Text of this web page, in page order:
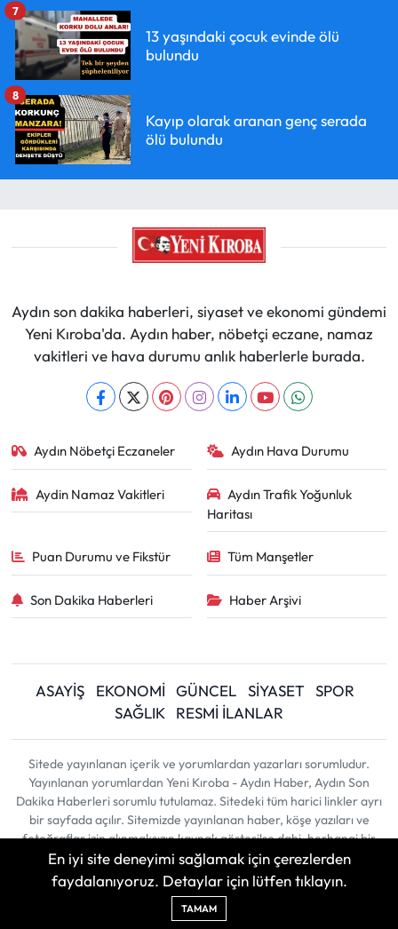
13 yaşındaki çocuk evinde ölü
bulundu
7
Kayıp olarak aranan genç serada
ölü bulundu
8
Aydın son dakika haberleri, siyaset ve ekonomi gündemi
Yeni Kıroba'da. Aydın haber, nöbetçi eczane, namaz
vakitleri ve hava durumu anlık haberlerle burada.
Aydın Nöbetçi Eczaneler Aydın Hava Durumu
Aydin Namaz Vakitleri
Aydın Trafik Yoğunluk
Haritası
Puan Durumu ve Fikstür Tüm Manşetler
Son Dakika Haberleri Haber Arşivi
ASAYİŞ EKONOMİ GÜNCEL SİYASET
SPOR
SAĞLIK
RESMİ İLANLAR
Sitede yayınlanan içerik ve yorumlardan yazarları sorumludur.
Yayınlanan yorumlardan Yeni Kıroba - Aydın Haber, Aydın Son
Dakika Haberleri sorumlu tutulamaz. Sitedeki tüm harici linkler ayrı
bir sayfada açılır. Sitemizde yayınlanan haber, köşe yazıları ve
fotoğraflar izin alınmaksızın kaynak gösterilse dahi, herhangi bir
ortamda kullanılamaz ve yayınlanamaz
| Copyright © 2026
En iyi site deneyimi sağlamak için çerezlerden
faydalanıyoruz. Detaylar için lütfen tıklayın.
TAMAM